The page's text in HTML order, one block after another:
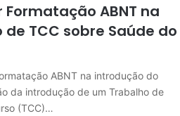
Formatação ABNT na
TCC sobre Saúde do
ABNT na introdução do
da introdução de um Trabalho de
(TCC)…